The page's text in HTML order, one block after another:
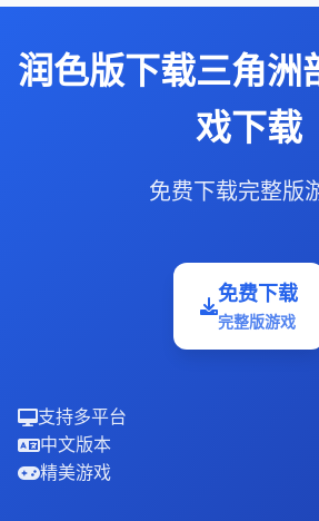
润色版下载三角洲
戏下载
免费下载完整版
免费下载
完整版游戏
支持多平台
中文版本
精美游戏